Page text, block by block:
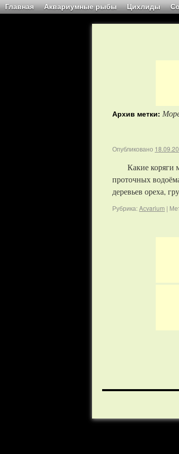
Главная Аквариумные рыбы Цихлиды
Архив метки:
Опубликовано
Какие коряги
проточных
деревьев ореха,
Рубрика:Aсvarium |